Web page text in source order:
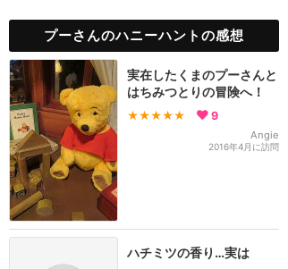
プーさんのハニーハントの感想
実在したくまのプーさんと
はちみつとりの冒険へ！
★★★★★ 9
Angie
2016年4月に訪問
ハチミツの香り…実は